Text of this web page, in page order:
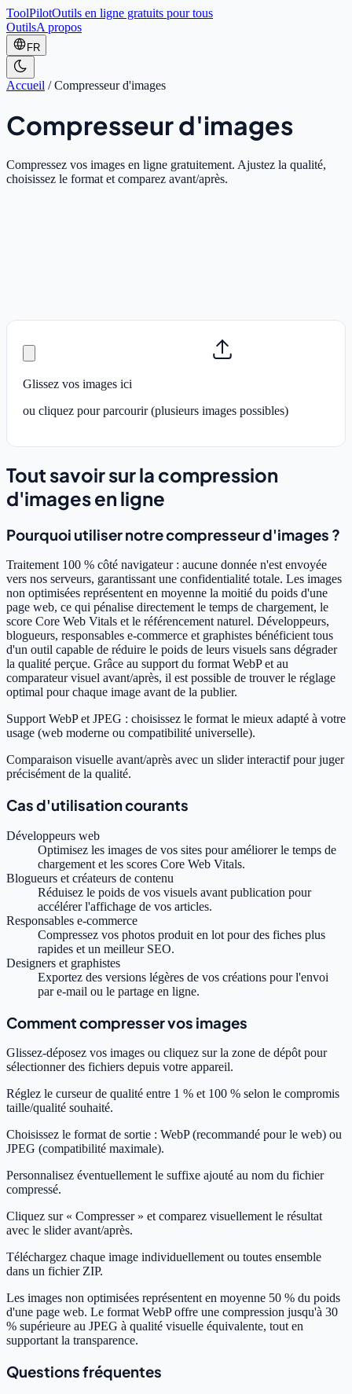
ToolPilotOutils en ligne gratuits pour tous
OutilsA propos
FR
Accueil /Compresseur d'images
Compresseur d'images
Compressez vos images en ligne gratuitement. Ajustez la qualité,
choisissez le format et comparez avant/après.
Glissez vos images ici
ou cliquez pour parcourir (plusieurs images possibles)
Tout savoir sur la compression
d'images en ligne
Pourquoi utiliser notre compresseur d'images ?
Traitement 100 % côté navigateur : aucune donnée n'est envoyée
vers nos serveurs, garantissant une confidentialité totale. Les images
non optimisées représentent en moyenne la moitié du poids d'une
page web, ce qui pénalise directement le temps de chargement, le
score Core Web Vitals et le référencement naturel. Développeurs,
blogueurs, responsables e-commerce et graphistes bénéficient tous
d'un outil capable de réduire le poids de leurs visuels sans dégrader
la qualité perçue. Grâce au support du format WebP et au
comparateur visuel avant/après, il est possible de trouver le réglage
optimal pour chaque image avant de la publier.
Support WebP et JPEG : choisissez le format le mieux adapté à votre
usage (web moderne ou compatibilité universelle).
Comparaison visuelle avant/après avec un slider interactif pour juger
précisément de la qualité.
Cas d'utilisation courants
Développeurs web
Optimisez les images de vos sites pour améliorer le temps de
chargement et les scores Core Web Vitals.
Blogueurs et créateurs de contenu
Réduisez le poids de vos visuels avant publication pour
accélérer l'affichage de vos articles.
Responsables e-commerce
Compressez vos photos produit en lot pour des fiches plus
rapides et un meilleur SEO.
Designers et graphistes
Exportez des versions légères de vos créations pour l'envoi
par e-mail ou le partage en ligne.
Comment compresser vos images
Glissez-déposez vos images ou cliquez sur la zone de dépôt pour
sélectionner des fichiers depuis votre appareil.
Réglez le curseur de qualité entre 1 % et 100 % selon le compromis
taille/qualité souhaité.
Choisissez le format de sortie : WebP (recommandé pour le web) ou
JPEG (compatibilité maximale).
Personnalisez éventuellement le suffixe ajouté au nom du fichier
compressé.
Cliquez sur « Compresser » et comparez visuellement le résultat
avec le slider avant/après.
Téléchargez chaque image individuellement ou toutes ensemble
dans un fichier ZIP.
Les images non optimisées représentent en moyenne 50 % du poids
d'une page web. Le format WebP offre une compression jusqu'à 30
% supérieure au JPEG à qualité visuelle équivalente, tout en
supportant la transparence.
Questions fréquentes